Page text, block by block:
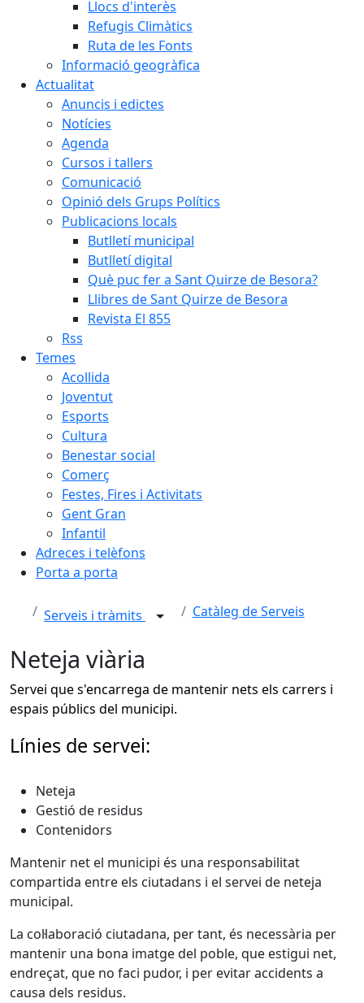
Llocs d'interès
Refugis Climàtics
Ruta de les Fonts
Informació geogràfica
Actualitat
Anuncis i edictes
Notícies
Agenda
Cursos i tallers
Comunicació
Opinió dels Grups Polítics
Publicacions locals
Butlletí municipal
Butlletí digital
Què puc fer a Sant Quirze de Besora?
Llibres de Sant Quirze de Besora
Revista El 855
Rss
Temes
Acollida
Joventut
Esports
Cultura
Benestar social
Comerç
Festes, Fires i Activitats
Gent Gran
Infantil
Adreces i telèfons
Porta a porta
Serveis i tràmits Catàleg de Serveis
Neteja viària
Servei que s'encarrega de mantenir nets els carrers i
espais públics del municipi.
Línies de servei:
Neteja
Gestió de residus
Contenidors
Mantenir net el municipi és una responsabilitat
compartida entre els ciutadans i el servei de neteja
municipal.
La col·laboració ciutadana, per tant, és necessària per
mantenir una bona imatge del poble, que estigui net,
endreçat, que no faci pudor, i per evitar accidents a
causa dels residus.